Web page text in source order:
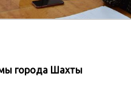
города Шахты